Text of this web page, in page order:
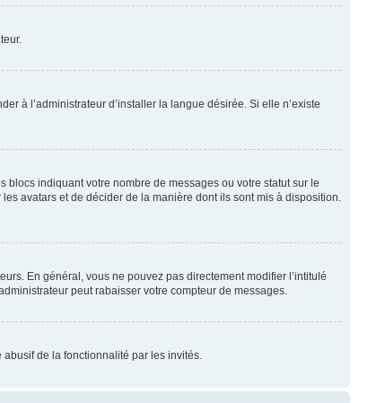
à l’administrateur d’installer la langue désirée. Si elle n’existe
indiquant votre nombre de messages ou votre statut sur le
avatars et de décider de la manière dont ils sont mis à disposition.
En général, vous ne pouvez pas directement modifier l’intitulé
peut rabaisser votre compteur de messages.
de la fonctionnalité par les invités.